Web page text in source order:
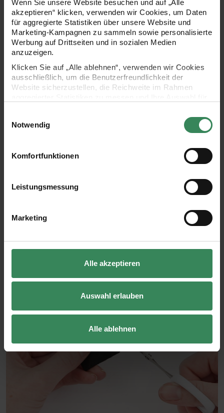
Wenn Sie unsere Website besuchen und auf „Alle
akzeptieren“ klicken, verwenden wir Cookies, um Daten
für aggregierte Statistiken über unsere Website und
Marketing-Kampagnen zu sammeln sowie personalisierte
Werbung auf Drittseiten und in sozialen Medien
anzuzeigen.
Klicken Sie auf „Alle ablehnen“, verwenden wir Cookies
ausschließlich, um die Benutzerfreundlichkeit der
Website sicherzustellen, die Reichweite im Rahmen
Ihre Einwilligung ist freiwillig und kann jederzeit über den
Link „Cookie-Einstellungen“ im Fußbereich der Seite
verwendeten Technologien und den Empfängern der
Daten finden Sie in unserer Datenschutzerklärung.
Notwendig
Komfortfunktionen
Leistungsmessung
Marketing
Alle akzeptieren
Auswahl erlauben
Alle ablehnen
Sobald das gewünschte Motiv gelegt ist, die einzelnen Steine